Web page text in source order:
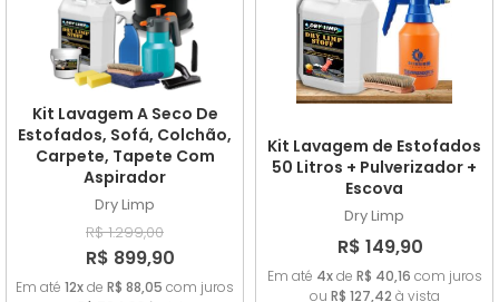
Kit Lavagem A Seco De
Estofados, Sofá, Colchão,
Carpete, Tapete Com
Aspirador
Dry Limp
R$ 1.299,00
R$ 899,90
Em até 12xde R$ 88,05 com juros
Kit Lavagem de Estofados
50 Litros + Pulverizador +
Escova
Dry Limp
R$ 149,90
Em até 4xde R$ 40,16 com juros
ou R$ 127,42 à vista